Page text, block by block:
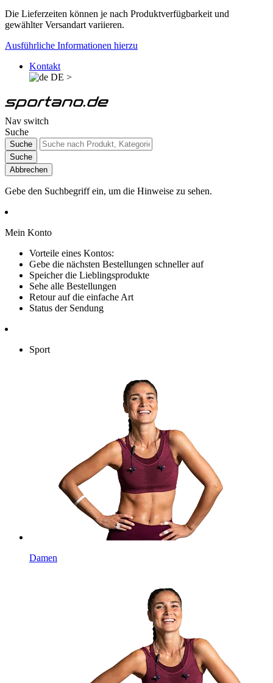
Die Lieferzeiten können je nach Produktverfügbarkeit und
gewählter Versandart variieren.
Ausführliche Informationen hierzu
Kontakt
DE >
Nav switch
Suche
Suche
Suche
Abbrechen
Gebe den Suchbegriff ein, um die Hinweise zu sehen.
Mein Konto
Vorteile eines Kontos:
Gebe die nächsten Bestellungen schneller auf
Speicher die Lieblingsprodukte
Sehe alle Bestellungen
Retour auf die einfache Art
Status der Sendung
Sport
Damen